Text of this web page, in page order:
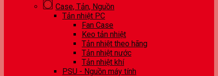
Case, Tản, Nguồn
Tản nhiệt PC
Fan Case
Keo tản nhiệt
Tản nhiệt theo hãng
Tản nhiệt nước
Tản nhiệt khí
PSU - Nguồn máy tính